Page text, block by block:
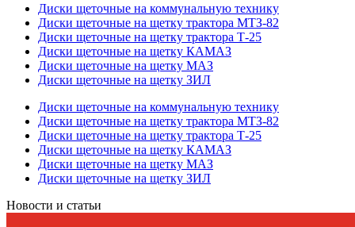
Диски щеточные на коммунальную технику
Диски щеточные на щетку трактора МТЗ-82
Диски щеточные на щетку трактора Т-25
Диски щеточные на щетку КАМАЗ
Диски щеточные на щетку МАЗ
Диски щеточные на щетку ЗИЛ
Диски щеточные на коммунальную технику
Диски щеточные на щетку трактора МТЗ-82
Диски щеточные на щетку трактора Т-25
Диски щеточные на щетку КАМАЗ
Диски щеточные на щетку МАЗ
Диски щеточные на щетку ЗИЛ
Новости и статьи